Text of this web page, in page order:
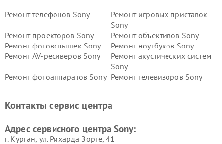
Ремонт телефонов Sony
Ремонт игровых приставок
Sony
Ремонт проекторов Sony
Ремонт объективов Sony
Ремонт фотовспышек Sony
Ремонт ноутбуков Sony
Ремонт AV-ресиверов Sony
Ремонт акустических систем
Sony
Ремонт фотоаппаратов Sony Ремонт телевизоров Sony
Контакты сервис центра
Адрес сервисного центра Sony:
г. Курган, ул. Рихарда Зорге, 41